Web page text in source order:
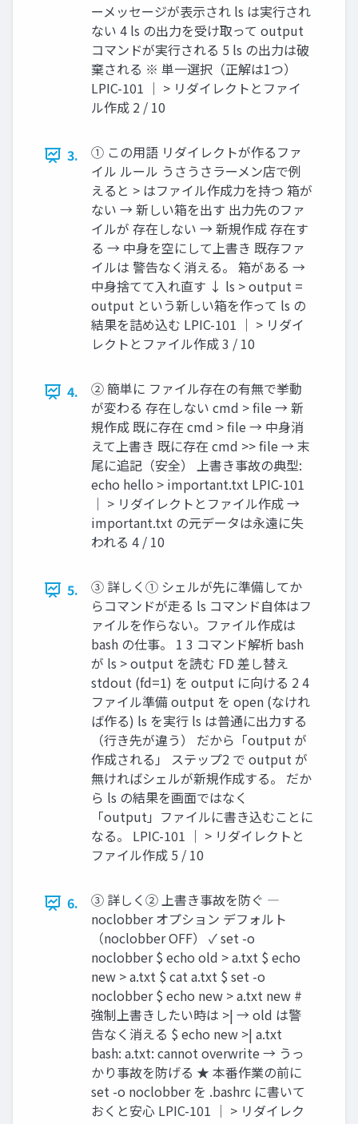
ーメッセージが表示され ls は実行され
ない 4 ls の出力を受け取って output
コマンドが実行される 5 ls の出力は破
棄される ※ 単一選択（正解は1つ）
LPIC-101 ｜ > リダイレクトとファイ
ル作成 2 / 10
3.
① この用語 リダイレクトが作るファ
イル ルール うさうさラーメン店で例
えると > はファイル作成力を持つ 箱が
ない → 新しい箱を出す 出力先のファ
イルが 存在しない → 新規作成 存在す
る → 中身を空にして上書き 既存ファ
イルは 警告なく消える。 箱がある →
中身捨てて入れ直す ↓ ls > output =
output という新しい箱を作って ls の
結果を詰め込む LPIC-101 ｜ > リダイ
レクトとファイル作成 3 / 10
4.
② 簡単に ファイル存在の有無で挙動
が変わる 存在しない cmd > file → 新
規作成 既に存在 cmd > file → 中身消
えて上書き 既に存在 cmd >> file → 末
尾に追記（安全） 上書き事故の典型:
echo hello > important.txt LPIC-101
｜ > リダイレクトとファイル作成 →
important.txt の元データは永遠に失
われる 4 / 10
5.
③ 詳しく① シェルが先に準備してか
らコマンドが走る ls コマンド自体はフ
ァイルを作らない。ファイル作成は
bash の仕事。 1 3 コマンド解析 bash
が ls > output を読む FD 差し替え
stdout (fd=1) を output に向ける 2 4
ファイル準備 output を open (なけれ
ば作る) ls を実行 ls は普通に出力する
（行き先が違う） だから「output が
作成される」 ステップ2 で output が
無ければシェルが新規作成する。 だか
ら ls の結果を画面ではなく
「output」ファイルに書き込むことに
なる。 LPIC-101 ｜ > リダイレクトと
ファイル作成 5 / 10
6.
③ 詳しく② 上書き事故を防ぐ ―
noclobber オプション デフォルト
（noclobber OFF） ✓ set -o
noclobber $ echo old > a.txt $ echo
new > a.txt $ cat a.txt $ set -o
noclobber $ echo new > a.txt new #
強制上書きしたい時は >| → old は警
告なく消える $ echo new >| a.txt
bash: a.txt: cannot overwrite → うっ
かり事故を防げる ★ 本番作業の前に
set -o noclobber を .bashrc に書いて
おくと安心 LPIC-101 ｜ > リダイレク